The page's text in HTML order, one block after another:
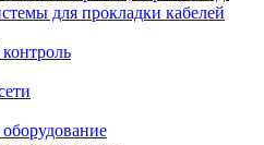
для прокладки кабелей